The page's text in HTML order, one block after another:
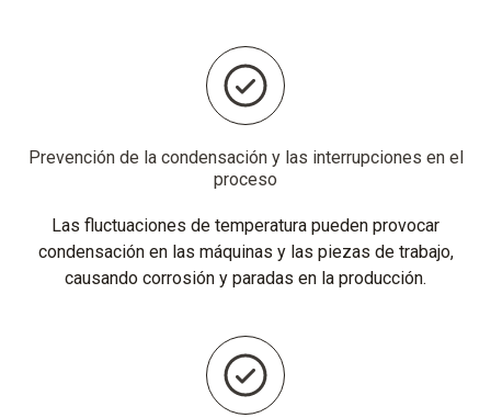
Prevención de la condensación y las interrupciones en el
proceso
Las fluctuaciones de temperatura pueden provocar
condensación en las máquinas y las piezas de trabajo,
causando corrosión y paradas en la producción.